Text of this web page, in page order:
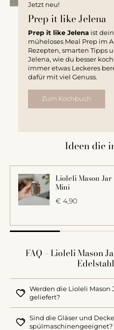
Jetzt neu!
Prep it like Jelena
Prep it like Jelena ist
müheloses Meal Prep im
Rezepten, smarten Tipps
Jelena, wie du besser
immer etwas Leckeres
dafür mit viel Genuss.
Zum Kochbuch
Ideen die
Lioleli Mason Jar |
Mini
€ 4,90
FAQ – Lioleli Mason
Werden die Lioleli Mason
geliefert?
Sind die Gläser und
spülmaschinengeeignet?